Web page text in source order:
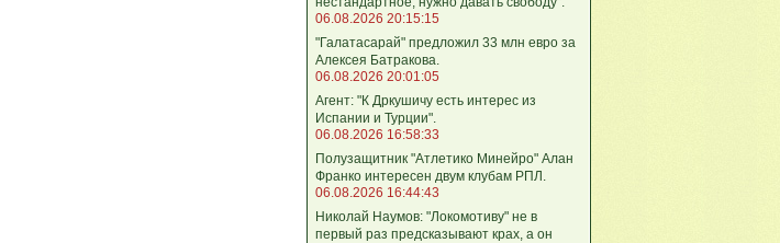
06.08.2026 20:15:15
"Галатасарай" предложил 33 млн евро за
Алексея Батракова.
06.08.2026 20:01:05
Агент: "К Дркушичу есть интерес из
Испании и Турции".
06.08.2026 16:58:33
Полузащитник "Атлетико Минейро" Алан
Франко интересен двум клубам РПЛ.
06.08.2026 16:44:43
Николай Наумов: "Локомотиву" не в
первый раз предсказывают крах, а он